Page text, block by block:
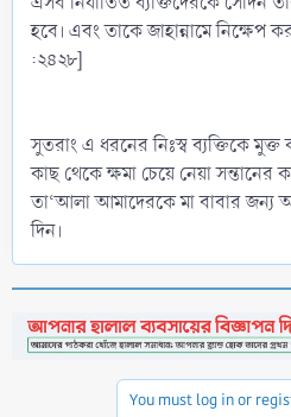
হবে। এবং তাকে জাহান্নামে নিক্ষেপ
:২৪২৮]
সুতরাং এ ধরনের নিঃস্ব ব্যক্তিকে
কাছ থেকে ক্ষমা চেয়ে নেয়া সন্তানের
তা‘আলা আমাদেরকে মা বাবার
দিন।
You must log in or